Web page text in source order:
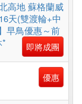
高地 蘇格蘭威
天(雙渡輪+中
早鳥優惠～前
即將成團
優惠